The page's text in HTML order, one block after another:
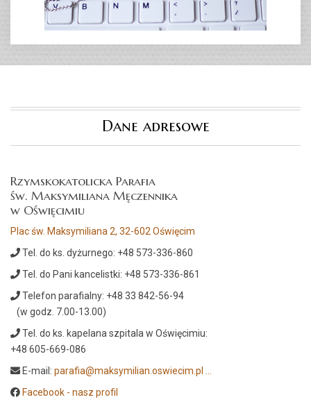
Dane adresowe
Rzymskokatolicka Parafia
św. Maksymiliana Męczennika
w Oświęcimiu
Plac św. Maksymiliana 2, 32-602 Oświęcim
Tel. do ks. dyżurnego: +48 573-336-860
Tel. do Pani kancelistki: +48 573-336-861
Telefon parafialny: +48 33 842-56-94
(w godz. 7.00-13.00)
Tel. do ks. kapelana szpitala w Oświęcimiu:
+48 605-669-086
E-mail: parafia@maksymilian.oswiecim.pl ...
Facebook - nasz profil